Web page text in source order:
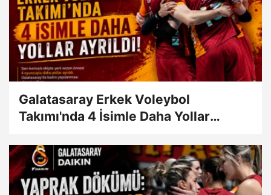
Galatasaray Erkek Voleybol
Takımı'nda 4 İsimle Daha Yollar
Ayrıldı!